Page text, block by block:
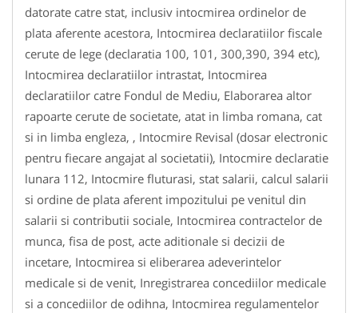
datorate catre stat, inclusiv intocmirea ordinelor de
plata aferente acestora, Intocmirea declaratiilor fiscale
cerute de lege (declaratia 100, 101, 300,390, 394 etc),
Intocmirea declaratiilor intrastat, Intocmirea
declaratiilor catre Fondul de Mediu, Elaborarea altor
rapoarte cerute de societate, atat in limba romana, cat
si in limba engleza, , Intocmire Revisal (dosar electronic
pentru fiecare angajat al societatii), Intocmire declaratie
lunara 112, Intocmire fluturasi, stat salarii, calcul salarii
si ordine de plata aferent impozitului pe venitul din
salarii si contributii sociale, Intocmirea contractelor de
munca, fisa de post, acte aditionale si decizii de
incetare, Intocmirea si eliberarea adeverintelor
medicale si de venit, Inregistrarea concediilor medicale
si a concediilor de odihna, Intocmirea regulamentelor